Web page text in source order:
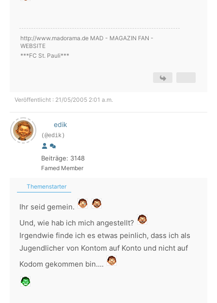
http://www.madorama.de MAD - MAGAZIN FAN -
WEBSITE
***FC St. Pauli***
Veröffentlicht : 21/05/2005 2:01 a.m.
edik
(@edik)
Beiträge: 3148
Famed Member
Themenstarter
Ihr seid gemein.
Und, wie hab ich mich angestellt?
Irgendwie finde ich es etwas peinlich, dass ich als
Jugendlicher von Kontom auf Konto und nicht auf
Kodom gekommen bin....